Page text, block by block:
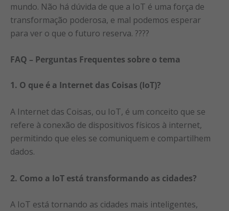
mundo. Não há dúvida de que a IoT é uma força de
transformação poderosa, e mal podemos esperar
para ver o que o futuro reserva. ????
FAQ – Perguntas Frequentes sobre o tema
1. O que é a Internet das Coisas (IoT)?
A Internet das Coisas, ou IoT, é um conceito que se
refere à conexão de dispositivos físicos à internet,
permitindo que eles se comuniquem e compartilhem
dados.
2. Como a IoT está transformando as cidades?
A IoT está tornando as cidades mais inteligentes,